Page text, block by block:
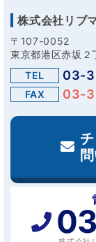
株式会社リブ
〒107-0052
東京都港区赤坂
TEL
03-
FAX 03-